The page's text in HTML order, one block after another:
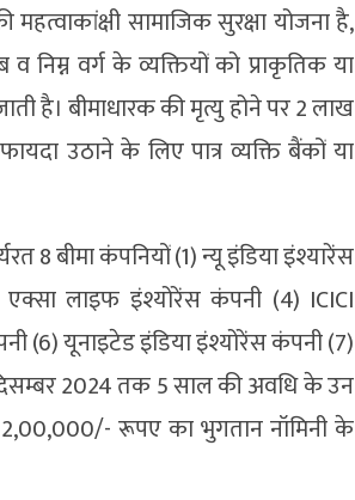
महत्वाकांक्षी सामाजिक सुरक्षा योजना है,
निम्न वर्ग के व्यक्तियों को प्राकृतिक या
है। बीमाधारक की मृत्यु होने पर 2 लाख
उठाने के लिए पात्र व्यक्ति बैंकों या
8 बीमा कंपनियों (1) न्यू इंडिया इंश्यारेंस
लाइफ इंश्योरेंस कंपनी (4) ICICI
(6) यूनाइटेड इंडिया इंश्योरेंस कंपनी (7)
2024 तक 5 साल की अवधि के उन
2,00,000/- रूपए का भुगतान नॉमिनी के